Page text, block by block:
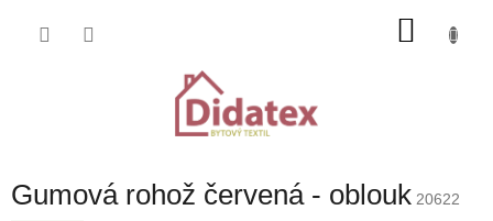
Gumová rohož červená - oblouk 20622